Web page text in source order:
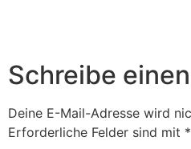
Schreibe
Deine E-Mail-Adresse wird
Erforderliche Felder sind mit *